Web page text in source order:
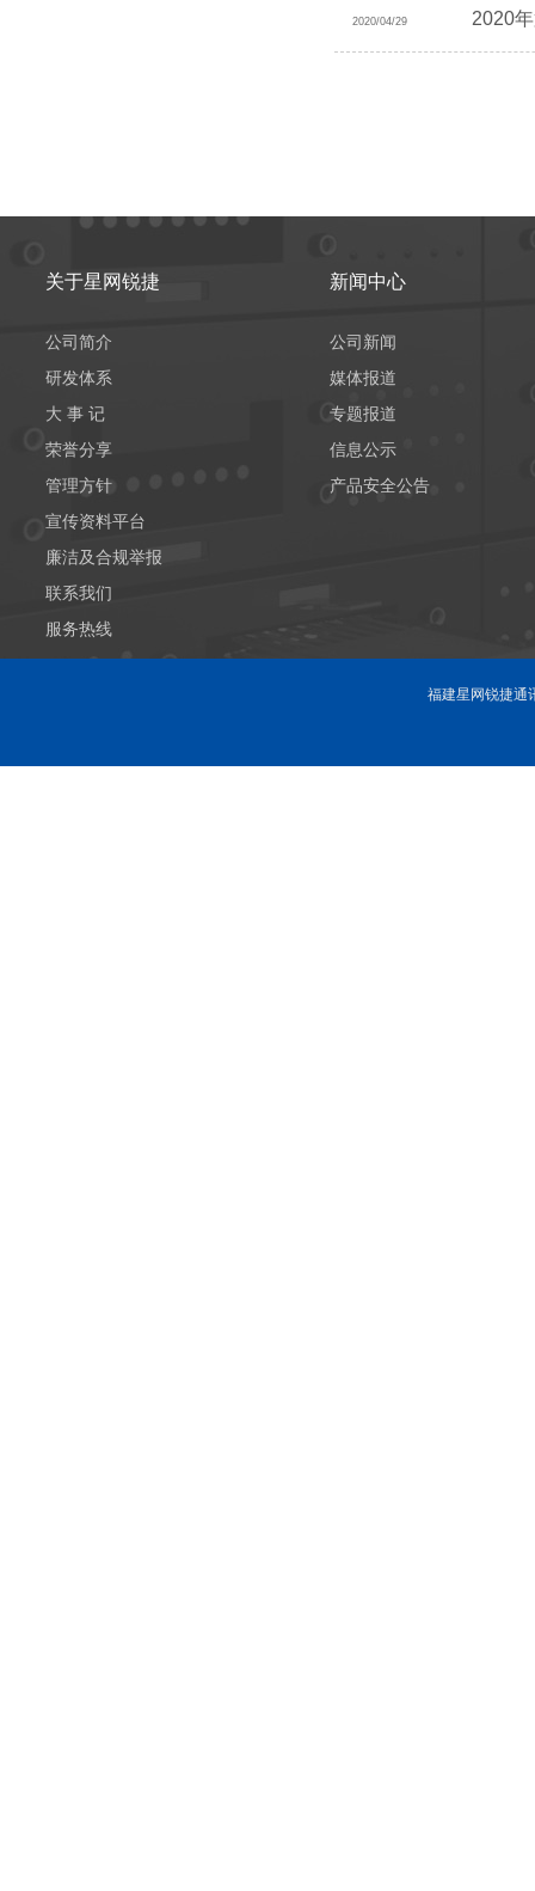
2020/04/29 2020
关于星网锐捷
公司简介
研发体系
大 事 记
荣誉分享
管理方针
宣传资料平台
廉洁及合规举报
联系我们
服务热线
新闻中心
公司新闻
媒体报道
专题报道
信息公示
产品安全公告
福建星网锐捷